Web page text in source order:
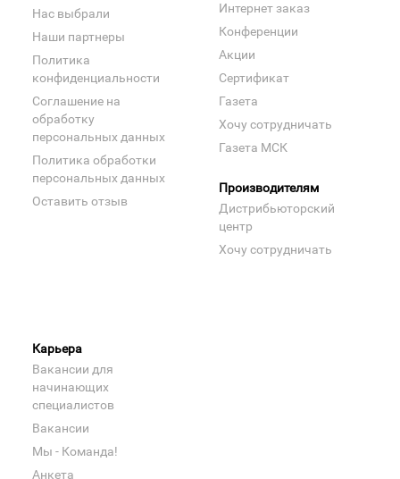
Нас выбрали
Наши партнеры
Политика
конфиденциальности
Соглашение на
обработку
персональных данных
Политика обработки
персональных данных
Оставить отзыв
Интернет заказ
Конференции
Акции
Сертификат
Газета
Хочу сотрудничать
Газета МСК
Производителям
Дистрибьюторский
центр
Хочу сотрудничать
Карьера
Вакансии для
начинающих
специалистов
Вакансии
Мы - Команда!
Анкета